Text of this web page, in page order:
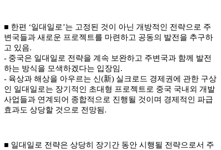
■ 한편 ‘일대일로’는 고정된 것이 아닌 개방적인 전략으로 주
변국들과 새로운 프로젝트를 마련하고 공동의 발전을 추구하
고 있음.
- 중국은 일대일로 전략을 계속 보완하고 주변국과 함께 발전
하는 방식을 모색하겠다는 입장임.
- 육상과 해상을 아우르는 신(新) 실크로드 경제권에 관한 구상
인 일대일로는 장기적인 초대형 프로젝트로 중국 국내외 개발
사업들과 연계되어 종합적으로 진행될 것이며 경제적인 파급
효과도 상당할 것으로 전망됨.
■ 일대일로 전략은 상당히 장기간 동안 시행될 전략으로서 주